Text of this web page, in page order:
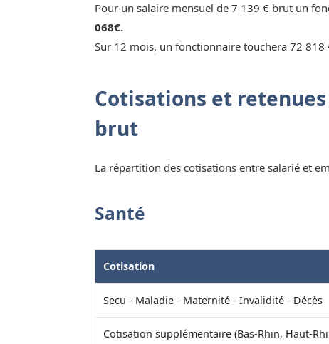
Pour un salaire mensuel de 7 139 € brut un
068€.
Sur 12 mois, un fonctionnaire touchera 72 818
Cotisations et
brut
La répartition des cotisations entre salarié et
Santé
Cotisation
Secu - Maladie - Maternité - Invalidité - Décès
Cotisation supplémentaire (Bas-Rhin, Haut-